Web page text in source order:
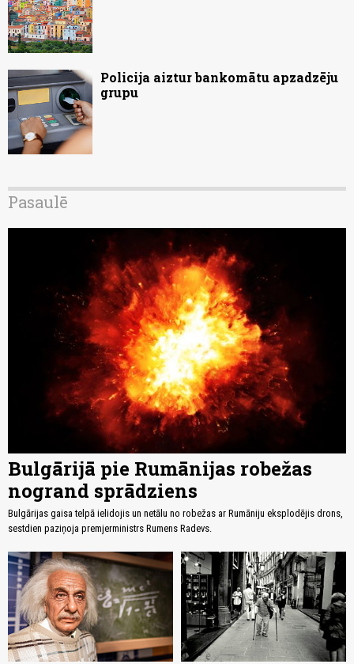
Policija aiztur bankomātu apzadzēju
grupu
Pasaulē
Bulgārijā pie Rumānijas robežas
nogrand sprādziens
Bulgārijas gaisa telpā ielidojis un netālu no robežas ar Rumāniju eksplodējis drons,
sestdien paziņoja premjerministrs Rumens Radevs.